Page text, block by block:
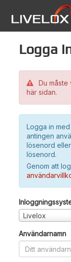
Logga
Du
här sidan.
Logga in
antingen
lösenord
lösenord.
Genom att
Livelox
Användarnamn